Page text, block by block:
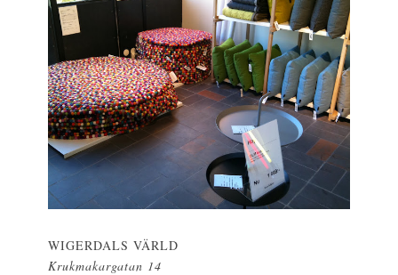
WIGERDALS VÄRLD
Krukmakargatan 14